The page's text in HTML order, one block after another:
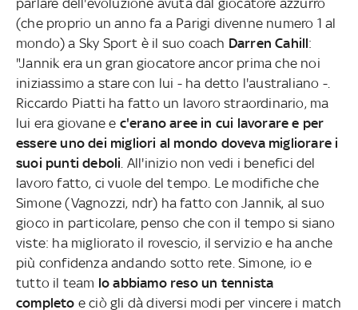
(che proprio un anno fa a Parigi divenne numero 1 al
mondo) a Sky Sport è il suo coach Darren Cahill:
"Jannik era un gran giocatore ancor prima che noi
iniziassimo a stare con lui - ha detto l'australiano -.
Riccardo Piatti ha fatto un lavoro straordinario, ma
lui era giovane e c'erano aree in cui lavorare e per
essere uno dei migliori al mondo doveva migliorare i
suoi punti deboli . All'inizio non vedi i benefici del
lavoro fatto, ci vuole del tempo. Le modifiche che
Simone (Vagnozzi, ndr) ha fatto con Jannik, al suo
gioco in particolare, penso che con il tempo si siano
viste: ha migliorato il rovescio, il servizio e ha anche
più confidenza andando sotto rete. Simone, io e
tutto il team lo abbiamo reso un tennista
completo e ciò gli dà diversi modi per vincere i match